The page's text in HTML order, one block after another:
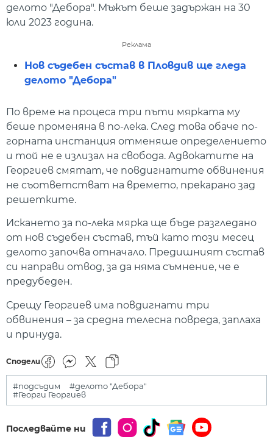
делото "Дебора". Мъжът беше задържан на 30
юли 2023 година.
Реклама
Нов съдебен състав в Пловдив ще гледа
делото "Дебора"
По време на процеса три пъти мярката му
беше променяна в по-лека. След това обаче по-
горната инстанция отменяше определението
и той не е излизал на свобода. Адвокатите на
Георгиев смятат, че повдигнатите обвинения
не съответстват на времето, прекарано зад
решетките.
Искането за по-лека мярка ще бъде разгледано
от нов съдебен състав, тъй като този месец
делото започва отначало. Предишният състав
си направи отвод, за да няма съмнение, че е
предубеден.
Срещу Георгиев има повдигнати три
обвинения – за средна телесна повреда, заплаха
и принуда.
Сподели
#подсъдим
#делото "Дебора"
#Георги Георгиев
Последвайте ни